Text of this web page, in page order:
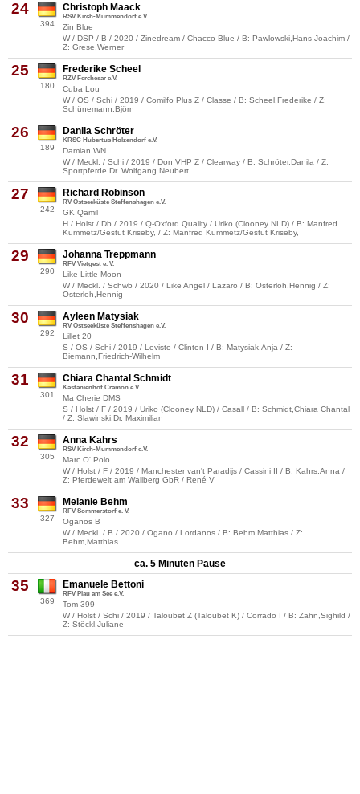
24
394
Christoph Maack
RSV Kirch-Mummendorf e.V.
Zin Blue
W / DSP / B / 2020 / Zinedream / Chacco-Blue / B: Pawlowski,Hans-Joachim /
Z: Grese,Werner
25
180
Frederike Scheel
RZV Ferchesar e.V.
Cuba Lou
W / OS / Schi / 2019 / Comilfo Plus Z / Classe / B: Scheel,Frederike / Z:
Schünemann,Björn
26
189
Danila Schröter
KRSC Hubertus Holzendorf e.V.
Damian WN
W / Meckl. / Schi / 2019 / Don VHP Z / Clearway / B: Schröter,Danila / Z:
Sportpferde Dr. Wolfgang Neubert,
27
242
Richard Robinson
RV Ostseeküste Steffenshagen e.V.
GK Qamil
H / Holst / Db / 2019 / Q-Oxford Quality / Uriko (Clooney NLD) / B: Manfred
Kummetz/Gestüt Kriseby, / Z: Manfred Kummetz/Gestüt Kriseby,
29
290
Johanna Treppmann
RFV Vietgest e. V.
Like Little Moon
W / Meckl. / Schwb / 2020 / Like Angel / Lazaro / B: Osterloh,Hennig / Z:
Osterloh,Hennig
30
292
Ayleen Matysiak
RV Ostseeküste Steffenshagen e.V.
Lillet 20
S / OS / Schi / 2019 / Levisto / Clinton I / B: Matysiak,Anja / Z:
Biemann,Friedrich-Wilhelm
31
301
Chiara Chantal Schmidt
Kastanienhof Cramon e.V.
Ma Cherie DMS
S / Holst / F / 2019 / Uriko (Clooney NLD) / Casall / B: Schmidt,Chiara Chantal
/ Z: Slawinski,Dr. Maximilian
32
305
Anna Kahrs
RSV Kirch-Mummendorf e.V.
Marc O' Polo
W / Holst / F / 2019 / Manchester van't Paradijs / Cassini II / B: Kahrs,Anna /
Z: Pferdewelt am Wallberg GbR / René V
33
327
Melanie Behm
RFV Sommerstorf e. V.
Oganos B
W / Meckl. / B / 2020 / Ogano / Lordanos / B: Behm,Matthias / Z:
Behm,Matthias
ca. 5 Minuten Pause
35
369
Emanuele Bettoni
RFV Plau am See e.V.
Tom 399
W / Holst / Schi / 2019 / Taloubet Z (Taloubet K) / Corrado I / B: Zahn,Sighild /
Z: Stöckl,Juliane